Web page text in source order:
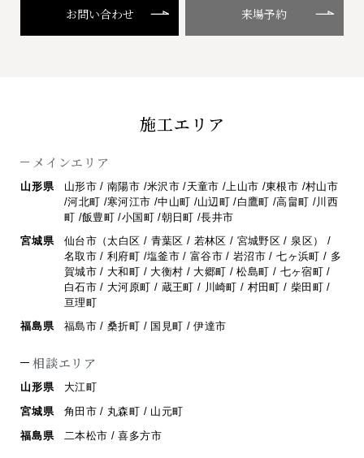
お問い合わせ 来場予約
施工エリア
メインエリア
山形県
山形市 / 南陽市 /米沢市 /天童市 /上山市 /東根市 /村山市
/河北町 /寒河江市 /中山町 /山辺町 /白鷹町 /高畠町 /川西
町 /飯豊町 /小国町 /朝日町 /長井市
宮城県
仙台市（太白区 / 青葉区 / 若林区 / 宮城野区 / 泉区） /
名取市 / 利府町 /塩釜市 / 富谷市 / 岩沼市 / 七ヶ浜町 / 多
賀城市 / 大和町 / 大衡村 / 大郷町 /松島町 / 七ヶ宿町 /
白石市 / 大河原町 / 蔵王町 / 川崎町 / 村田町 / 柴田町 /
亘理町
福島県
福島市 / 桑折町 / 国見町 / 伊達市
相談エリア
山形県
大江町
宮城県
角田市 / 丸森町 / 山元町
福島県
二本松市 / 喜多方市